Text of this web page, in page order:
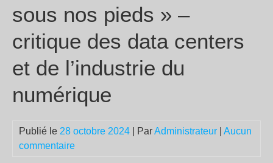
sous nos pieds » –
critique des data centers
et de l’industrie du
numérique
Publié le 28 octobre 2024 | ParAdministrateur
Aucun
commentaire